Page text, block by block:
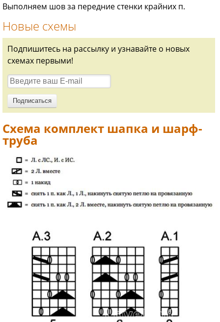
Выполняем шов за передние стенки крайних п.
Новые схемы
Подпишитесь на рассылку и узнавайте о новых
схемах первыми!
Схема комплект шапка и шарф-
труба